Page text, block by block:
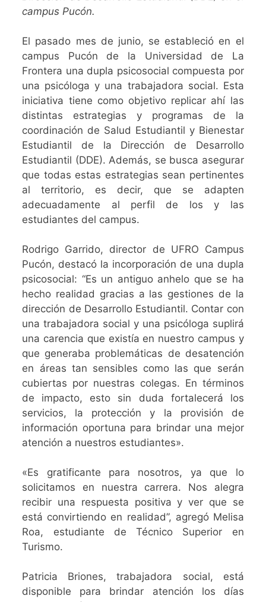
campus Pucón.
El pasado mes de junio, se estableció en el
campus Pucón de la Universidad de La
Frontera una dupla psicosocial compuesta por
una psicóloga y una trabajadora social. Esta
iniciativa tiene como objetivo replicar ahí las
distintas estrategias y programas de la
coordinación de Salud Estudiantil y Bienestar
Estudiantil de la Dirección de Desarrollo
Estudiantil (DDE). Además, se busca asegurar
que todas estas estrategias sean pertinentes
al territorio, es decir, que se adapten
adecuadamente al perfil de los y las
estudiantes del campus.
Rodrigo Garrido, director de UFRO Campus
Pucón, destacó la incorporación de una dupla
psicosocial: “Es un antiguo anhelo que se ha
hecho realidad gracias a las gestiones de la
dirección de Desarrollo Estudiantil. Contar con
una trabajadora social y una psicóloga suplirá
una carencia que existía en nuestro campus y
que generaba problemáticas de desatención
en áreas tan sensibles como las que serán
cubiertas por nuestras colegas. En términos
de impacto, esto sin duda fortalecerá los
servicios, la protección y la provisión de
información oportuna para brindar una mejor
atención a nuestros estudiantes».
«Es gratificante para nosotros, ya que lo
solicitamos en nuestra carrera. Nos alegra
recibir una respuesta positiva y ver que se
está convirtiendo en realidad”, agregó Melisa
Roa, estudiante de Técnico Superior en
Turismo.
Patricia Briones, trabajadora social, está
disponible para brindar atención los días